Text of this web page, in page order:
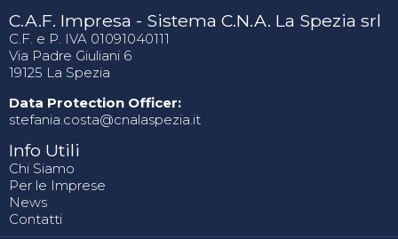
C.A.F. Impresa - Sistema C.N.A. La Spezia srl
C.F. e P. IVA 01091040111
Via Padre Giuliani 6
19125 La Spezia
Data Protection Officer:
stefania.costa@cnalaspezia.it
Info Utili
Chi Siamo
Per le Imprese
News
Contatti